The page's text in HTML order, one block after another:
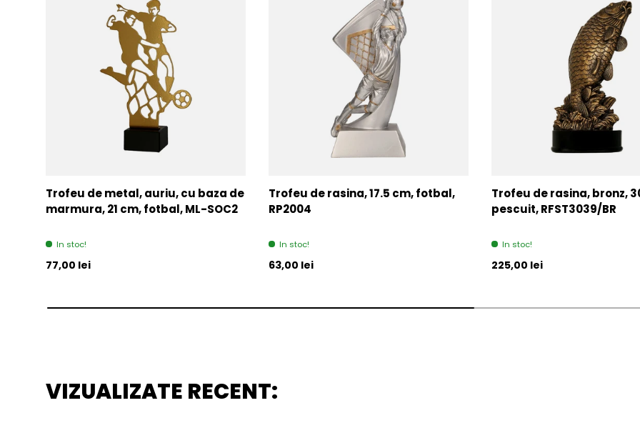
Trofeu de metal, auriu, cu baza de
marmura, 21 cm, fotbal, ML-SOC2
In stoc!
Pret initial
77,00 lei
Trofeu de rasina, 17.5 cm, fotbal,
RP2004
In stoc!
Pret initial
63,00 lei
Trofeu de rasina, bronz,
pescuit, RFST3039/BR
In stoc!
Pret initial
225,00 lei
VIZUALIZATE RECENT: